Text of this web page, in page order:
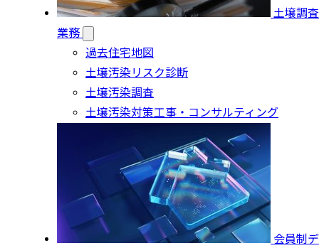
土壌調査
業務
過去住宅地図
土壌汚染リスク診断
土壌汚染調査
土壌汚染対策工事・コンサルティング
会員制デ